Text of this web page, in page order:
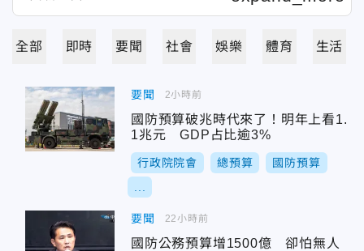
全部 即時 要聞 社會 娛樂 體育 生活
要聞
國防預算破兆時代來了！明年上看1.
1兆元 GDP占比逾3%
行政院院會 總預算 國防預算
2小時前
要聞
國防公務預算增1500億 卻怕無人
22小時前